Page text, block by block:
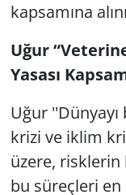
kapsamına
Uğur
Yasası
Uğur
krizi ve iklim
üzere,
bu süreçleri en